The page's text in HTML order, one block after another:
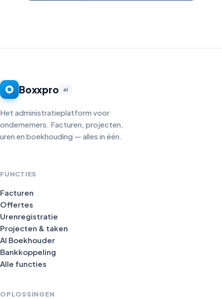
Boxxpro ai
Het administratieplatform voor
ondernemers. Facturen, projecten,
uren en boekhouding — alles in één.
FUNCTIES
Facturen
Offertes
Urenregistratie
Projecten & taken
AI Boekhouder
Bankkoppeling
Alle functies
OPLOSSINGEN